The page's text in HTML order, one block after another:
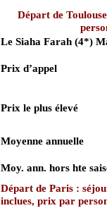
Départ de
Le Siaha Farah (4*)
Prix d’appel
Prix le plus élevé
Moyenne annuelle
Moy. ann. hors hte
Départ de Paris :
inclues, prix par